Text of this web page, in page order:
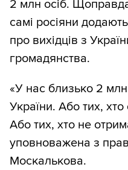
2 млн осіб.
самі росіяни
про вихідців з
громадянства.
«У нас близько 2
України. Або тих,
Або тих, хто не
уповноважена з
Москалькова.